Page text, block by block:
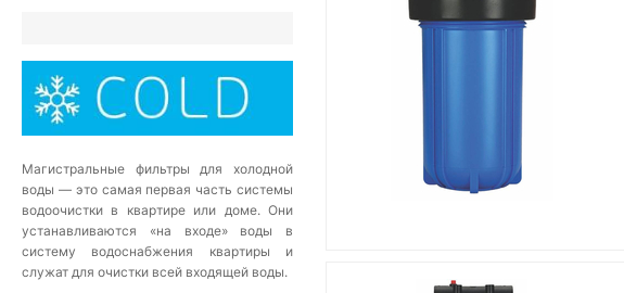
Магистральные фильтры для холодной
воды — это самая первая часть системы
водоочистки в квартире или доме. Они
устанавливаются «на входе» воды в
систему водоснабжения квартиры и
служат для очистки всей входящей воды.